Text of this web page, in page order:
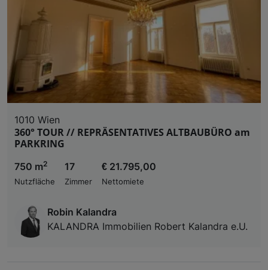
1010 Wien
360° TOUR // REPRÄSENTATIVES ALTBAUBÜRO am
PARKRING
750 m2
Nutzfläche
17
Zimmer
€ 21.795,00
Nettomiete
Robin Kalandra
KALANDRA Immobilien Robert Kalandra e.U.